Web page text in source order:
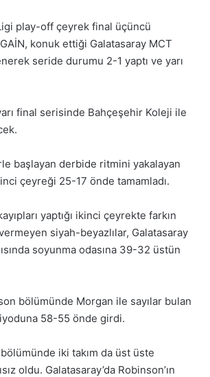
play-off çeyrek final üçüncü
konuk ettiği Galatasaray MCT
seride durumu 2-1 yaptı ve yarı
final serisinde Bahçeşehir Koleji ile
başlayan derbide ritmini yakalayan
çeyreği 25-17 önde tamamladı.
yaptığı ikinci çeyrekte farkın
siyah-beyazlılar, Galatasaray
soyunma odasına 39-32 üstün
bölümünde Morgan ile sayılar bulan
58-55 önde girdi.
iki takım da üst üste
oldu. Galatasaray’da Robinson’ın